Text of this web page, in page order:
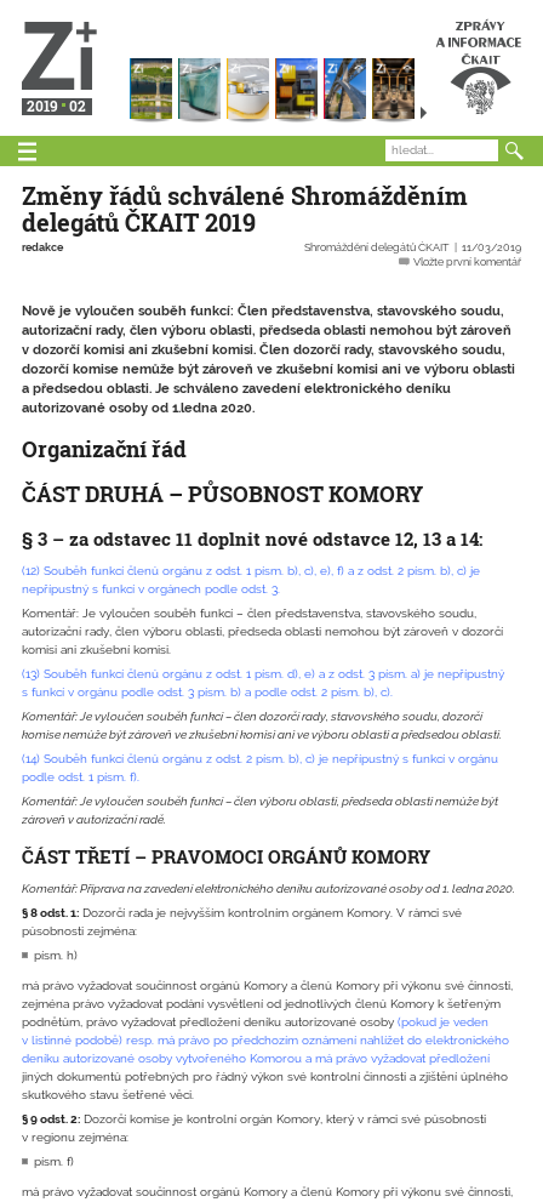
2019 02
Změny řádů schválené Shromážděním
delegátů ČKAIT 2019
redakce 11/03/2019
Shromáždění delegátů ČKAIT
Vložte první komentář
Nově je vyloučen souběh funkcí: Člen představenstva, stavovského soudu,
autorizační rady, člen výboru oblasti, předseda oblasti nemohou být zároveň
v dozorčí komisi ani zkušební komisi. Člen dozorčí rady, stavovského soudu,
dozorčí komise nemůže být zároveň ve zkušební komisi ani ve výboru oblasti
a předsedou oblasti. Je schváleno zavedení elektronického deníku
autorizované osoby od 1.ledna 2020.
Organizační řád
ČÁST DRUHÁ – PŮSOBNOST KOMORY
§ 3 – za odstavec 11 doplnit nové odstavce 12, 13 a 14:
(12) Souběh funkcí členů orgánu z odst. 1 písm. b), c), e), f) a z odst. 2 písm. b), c) je
nepřípustný s funkcí v orgánech podle odst. 3.
Komentář: Je vyloučen souběh funkcí – člen představenstva, stavovského soudu,
autorizační rady, člen výboru oblasti, předseda oblasti nemohou být zároveň v dozorčí
komisi ani zkušební komisi.
(13) Souběh funkcí členů orgánu z odst. 1 písm. d), e) a z odst. 3 písm. a) je nepřípustný
s funkcí v orgánu podle odst. 3 písm. b) a podle odst. 2 písm. b), c).
Komentář: Je vyloučen souběh funkcí – člen dozorčí rady, stavovského soudu, dozorčí
komise nemůže být zároveň ve zkušební komisi ani ve výboru oblasti a předsedou oblasti.
(14) Souběh funkcí členů orgánu z odst. 2 písm. b), c) je nepřípustný s funkcí v orgánu
podle odst. 1 písm. f).
Komentář: Je vyloučen souběh funkcí – člen výboru oblasti, předseda oblasti nemůže být
zároveň v autorizační radě.
ČÁST TŘETÍ – PRAVOMOCI ORGÁNŮ KOMORY
Komentář: Příprava na zavedení elektronického deníku autorizované osoby od 1. ledna 2020.
§ 8 odst. 1: Dozorčí rada je nejvyšším kontrolním orgánem Komory. V rámci své
působnosti zejména:
písm. h)
má právo vyžadovat součinnost orgánů Komory a členů Komory při výkonu své činnosti,
zejména právo vyžadovat podání vysvětlení od jednotlivých členů Komory k šetřeným
podnětům, právo vyžadovat předložení deníku autorizované osoby (pokud je veden
v listinné podobě) resp. má právo po předchozím oznámení nahlížet do elektronického
deníku autorizované osoby vytvořeného Komorou a má právo vyžadovat předložení
jiných dokumentů potřebných pro řádný výkon své kontrolní činnosti a zjištění úplného
skutkového stavu šetřené věci.
§ 9 odst. 2: Dozorčí komise je kontrolní orgán Komory, který v rámci své působnosti
v regionu zejména:
písm. f)
má právo vyžadovat součinnost orgánů Komory a členů Komory při výkonu své činnosti,